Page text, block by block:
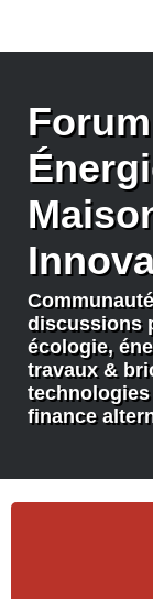
discussions
écologie,
travaux &
finance